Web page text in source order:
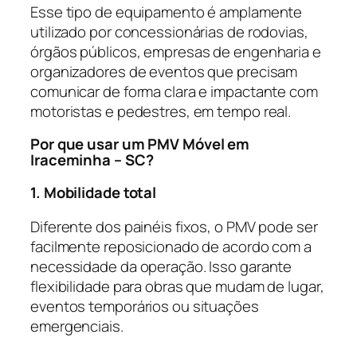
Esse tipo de equipamento é amplamente
utilizado por concessionárias de rodovias,
órgãos públicos, empresas de engenharia e
organizadores de eventos que precisam
comunicar de forma clara e impactante com
motoristas e pedestres, em tempo real.
Por que usar um PMV Móvel em
Iraceminha – SC?
1. Mobilidade total
Diferente dos painéis fixos, o PMV pode ser
facilmente reposicionado de acordo com a
necessidade da operação. Isso garante
flexibilidade para obras que mudam de lugar,
eventos temporários ou situações
emergenciais.